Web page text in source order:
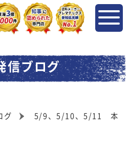
信ブログ
グ 5/9、5/10、5/11 本日最